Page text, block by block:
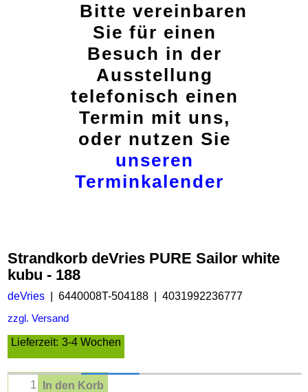
Bitte vereinbaren
Sie für einen
Besuch in der
Ausstellung
telefonisch einen
Termin mit uns,
oder nutzen Sie
unseren
Terminkalender
Strandkorb deVries PURE Sailor white
kubu - 188
deVries 6440008T-504188 4031992236777
zzgl. Versand
Lieferzeit: 3-4 Wochen
In den Korb